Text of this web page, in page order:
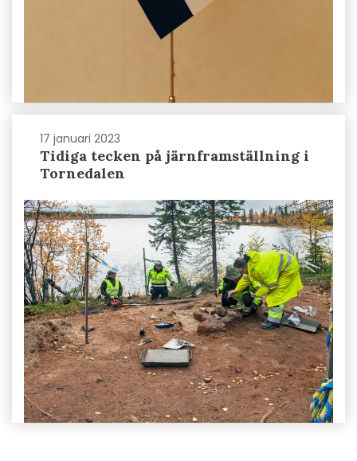
17 januari 2023
Tidiga tecken på järnframställning i
Tornedalen